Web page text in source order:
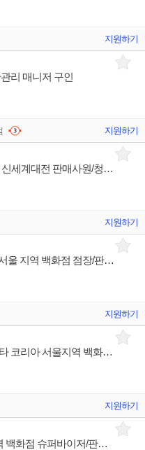
지원하기
리 매니저 구인
지원하기
[New Open]명품 주얼리 티파니 코리아 신세계대전 판매사원/청담플래그십 팀매니저,시니어,주니어,OP
지원하기
[티파니 코리아] 명품 주얼리 TIFFANY 서울 지역 백화점 점장/판매사원/오퍼레이션 채용
지원하기
[BOTTEGA VENETA] 명품 보테가베네타 코리아 서울지역 백화점 판매사원 채용
지원하기
[Cartier]명품 주얼리 까르띠에 서울 지역 백화점 슈퍼바이저/판매사원/Admin 채용(리치몬트)